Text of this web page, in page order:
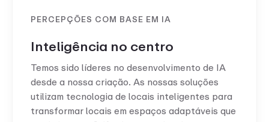
PERCEPÇÕES COM BASE EM IA
Inteligência no centro
Temos sido líderes no desenvolvimento de IA
desde a nossa criação. As nossas soluções
utilizam tecnologia de locais inteligentes para
transformar locais em espaços adaptáveis que